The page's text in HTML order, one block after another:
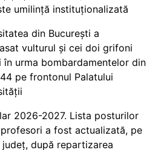
umilință instituționalizată
din București a
vulturul și cei doi grifoni
în urma bombardamentelor din
pe frontonul Palatului
2026-2027. Lista posturilor
a fost actualizată, pe
după repartizarea